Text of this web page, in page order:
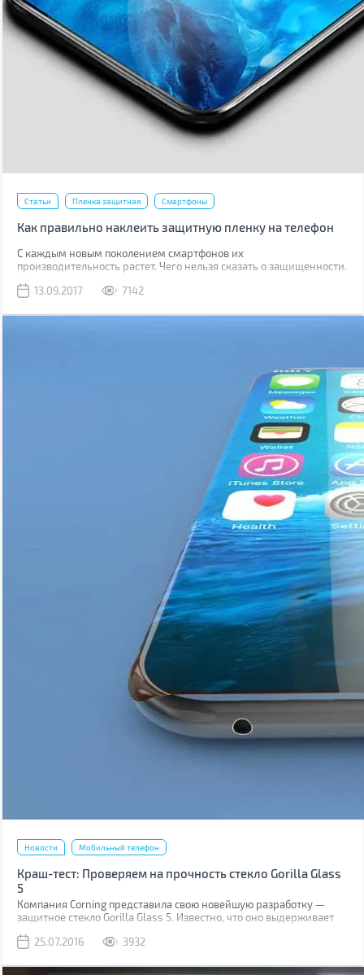
Статьи Пленка защитная Смартфоны
Как правильно наклеить защитную пленку на телефон
С каждым новым поколением смартфонов их
производительность растет. Чего нельзя сказать о защищенности.
водонепроницаемость, но все также уязвимы к механическим
13.09.2017 7142
Новости Мобильный телефон
Краш-тест: Проверяем на прочность стекло Gorilla Glass
5
Компания Corning представила свою новейшую разработку —
защитное стекло Gorilla Glass 5. Известно, что оно выдерживает
Как правило, большинство из них происходит при фотосессиях
25.07.2016 3932